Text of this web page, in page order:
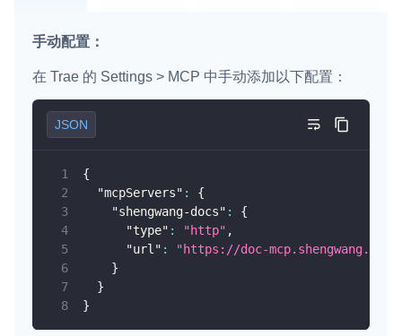
物的实时互动连接
实时转录翻译
快速实现实时的语音转写功能
互动白板
快速实现多人实时互动白板协作
微呼叫
实现智能硬件和微信小程序之间的实时音视频互通
Status Page
集中展示声网主要产品及服务的综合服务质量及可用性信息
手动配置：
在 Trae 的 Settings > MCP 中手动添加以下配置：
JSON
{
"mcpServers" :
{
"shengwang-docs" :
{
"type" : "http" ,
"url" :
"https://doc-mcp.shengwang.cn/
}
}
}